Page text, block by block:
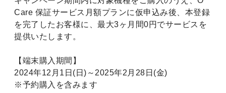
Care 保証サービス月額プランに仮申込み後、本登録
を完了したお客様に、最大3ヶ月間0円でサービスを
提供いたします。
【端末購入期間】
2024年12月1日(日)～2025年2月28日(金)
※予約購入を含みます